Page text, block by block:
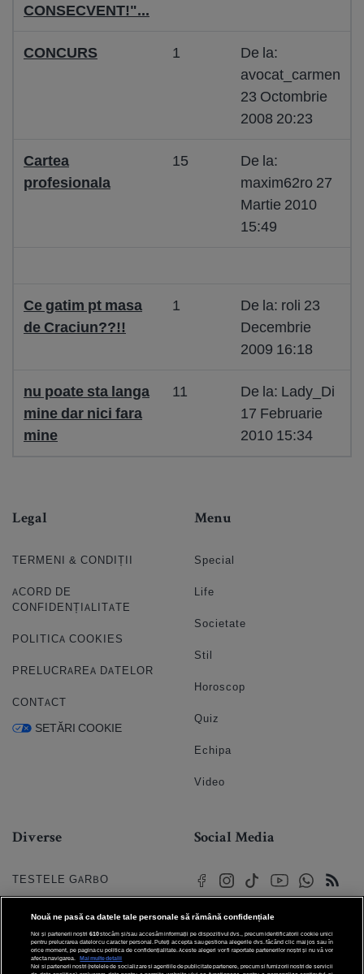
CONSECVENT!"...
CONCURS 1
De la:
avocat_carmen
23 Octombrie
2008 20:23
Cartea
profesionala
15
De la:
maxim62ro 27
Martie 2010
15:49
Ce gatim pt masa
de Craciun??!!
1
De la: roli 23
Decembrie
2009 16:18
nu poate sta langa
mine dar nici fara
mine
11
De la: Lady_Di
17 Februarie
2010 15:34
Legal
TERMENI & CONDIȚII
ACORD DE
CONFIDENȚIALITATE
POLITICA COOKIES
PRELUCRAREA DATELOR
CONTACT
SETĂRI COOKIE
Menu
Special
Life
Societate
Stil
Horoscop
Quiz
Echipa
Video
Diverse
TESTELE GARBO
HOROSCOP
HOROSCOPUL IUBIRII
Social Media
© 2026 Internet Corp SRL
Nouă ne pasă ca datele tale personale să rămână confidențiale
Noi și partenerii noștri 610stocăm și/sau accesăm informații pe dispozitivul dvs., precum identificatorii cookie unici
pentru prelucrarea datelor cu caracter personal. Puteți accepta sau gestiona alegerile dvs. făcând clic mai jos sau în
orice moment, pe pagina cu politica de confidențialitate. Aceste alegeri vor fi raportate partenerilor noștri și nu vă vor
afecta navigarea.
Mai multe detalii
Noi si partenerii nostri (retelele de socializare si agentiile de publicitate partenere, precum si furnizorii nostri de servicii